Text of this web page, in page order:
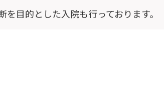
目的とした入院も行っております。